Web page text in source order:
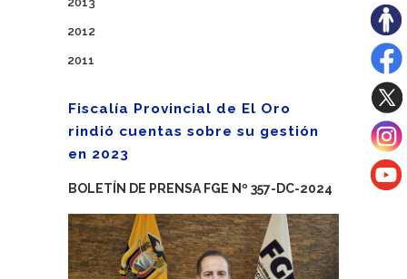
2012
2011
Fiscalía Provincial de El Oro
rindió cuentas sobre su gestión
en 2023
BOLETÍN DE PRENSA FGE Nº 357-DC-2024